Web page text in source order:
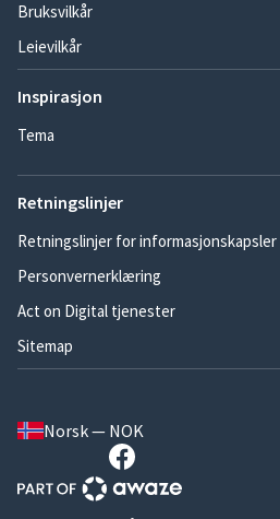
Bruksvilkår
Leievilkår
Inspirasjon
Tema
Retningslinjer
Retningslinjer for informasjonskapsler
Personvernerklæring
Act on Digital tjenester
Sitemap
Norsk — NOK